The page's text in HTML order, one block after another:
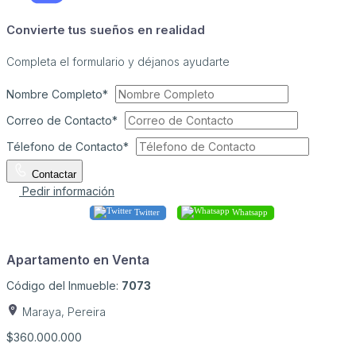
Convierte tus sueños en realidad
Completa el formulario y déjanos ayudarte
Nombre Completo*
Correo de Contacto*
Télefono de Contacto*
Contactar
Pedir información
Twitter Whatsapp
Apartamento en Venta
Código del Inmueble: 7073
Maraya, Pereira
$360.000.000